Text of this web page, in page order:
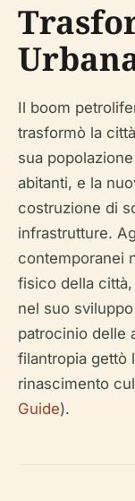
Il boom
trasformò la
sua
abitanti, e la
costruzione di
infrastrutture.
contemporanei
fisico della
nel suo
patrocinio delle
filantropia gettò
rinascimento
Guide).